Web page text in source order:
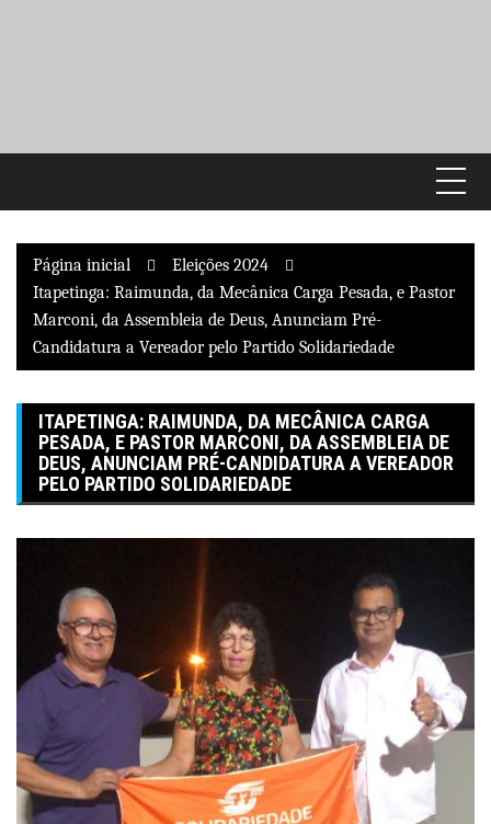
Página inicial
Eleições 2024
Itapetinga: Raimunda, da Mecânica Carga Pesada, e Pastor
Marconi, da Assembleia de Deus, Anunciam Pré-
Candidatura a Vereador pelo Partido Solidariedade
ITAPETINGA: RAIMUNDA, DA MECÂNICA CARGA
PESADA, E PASTOR MARCONI, DA ASSEMBLEIA DE
DEUS, ANUNCIAM PRÉ-CANDIDATURA A VEREADOR
PELO PARTIDO SOLIDARIEDADE